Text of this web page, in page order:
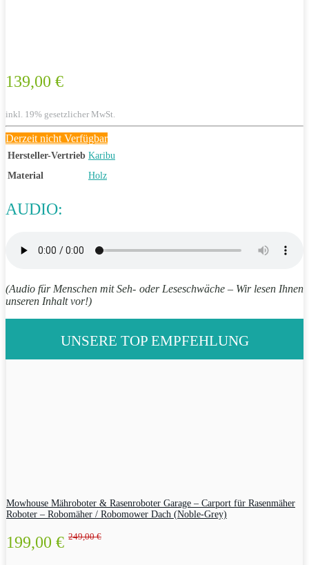
139,00 €
inkl. 19% gesetzlicher MwSt.
Derzeit nicht Verfügbar
Hersteller-Vertrieb Karibu
Material
Holz
AUDIO:
(Audio für Menschen mit Seh- oder Leseschwäche – Wir lesen Ihnen
unseren Inhalt vor!)
UNSERE TOP EMPFEHLUNG
Mowhouse Mähroboter & Rasenroboter Garage – Carport für Rasenmäher
Roboter – Robomäher / Robomower Dach (Noble-Grey)
199,00 € 249,00 €